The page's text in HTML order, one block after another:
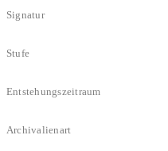
Signatur
Stufe
Entstehungszeitraum
Archivalienart